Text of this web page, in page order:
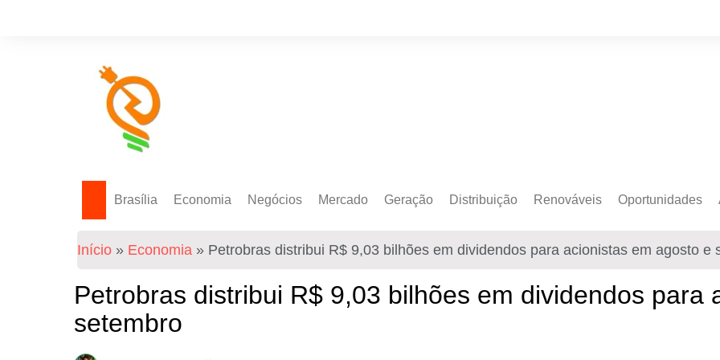
Brasília Economia
Tecnologia
Negócios
Empresas
Investimentos
Mercado
Mercado Livre
Geração
Autoprodução
Eólica
Distribuição Renováveis
Sustentabilidade
Hidrogênio Verde
Oportunidades
Emprego
Formação
Início » Economia » Petrobras distribui R$ 9,03 bilhões em dividendos para acionistas em agosto e
Petrobras distribui R$ 9,03 bilhões em dividendos para
setembro